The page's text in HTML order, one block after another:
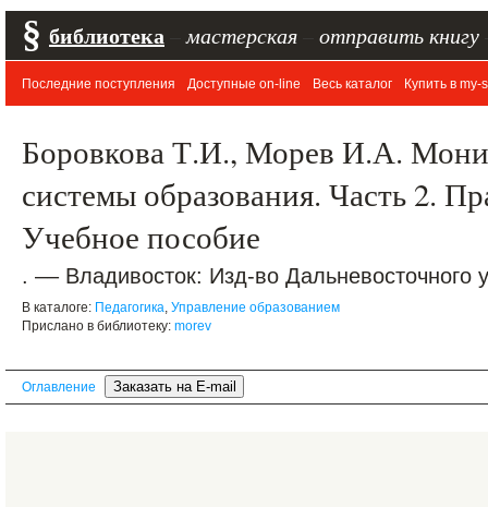
§ библиотека мастерская отправить книгу
Последние поступления Доступные on-line Весь каталог Купить в my-
Боровкова Т.И., Морев И.А.
системы образования. Часть 2.
Учебное пособие
. –– Владивосток: Изд-во Дальневосточного
В каталоге: Педагогика, Управление образованием
Прислано в библиотеку: morev
Оглавление